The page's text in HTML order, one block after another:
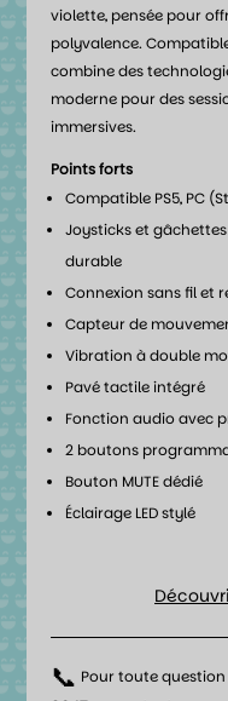
violette, pensée pour
polyvalence. Compatible
combine des
moderne pour des
immersives.
Points forts
Compatible PS5, PC
Joysticks et
durable
Connexion sans fil et
Capteur de
Vibration à double
Pavé tactile intégré
Fonction audio avec
2 boutons
Bouton MUTE dédié
Éclairage LED stylé
📞 Pour toute